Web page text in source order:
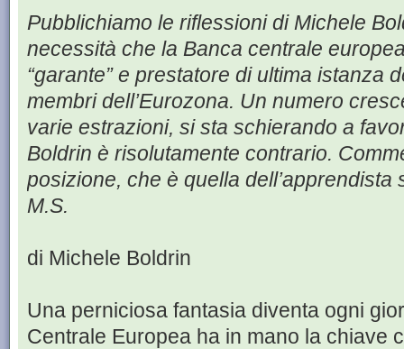
Pubblichiamo le riflessioni di Michele
necessità che la Banca centrale
“garante” e prestatore di ultima istanza
membri dell’Eurozona. Un numero
varie estrazioni, si sta schierando a
Boldrin è risolutamente contrario.
posizione, che è quella
M.S.
di Michele Boldrin
Una perniciosa fantasia diventa ogni
Centrale Europea ha in mano la chiave